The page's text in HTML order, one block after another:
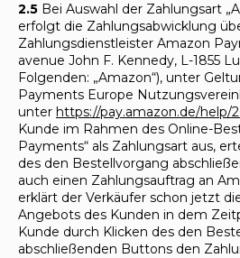
2.5 Bei Auswahl der Zahlungsart
erfolgt die Zahlungsabwicklung
Zahlungsdienstleister Amazon
avenue John F. Kennedy, L-1855
Folgenden: „Amazon“), unter
Payments Europe
unter https://pay.amazon.de/help/
Kunde im Rahmen des Online-
Payments“ als Zahlungsart aus,
des den Bestellvorgang
auch einen Zahlungsauftrag an
erklärt der Verkäufer schon jetzt
Angebots des Kunden in dem
Kunde durch Klicken des den
abschließenden Buttons den